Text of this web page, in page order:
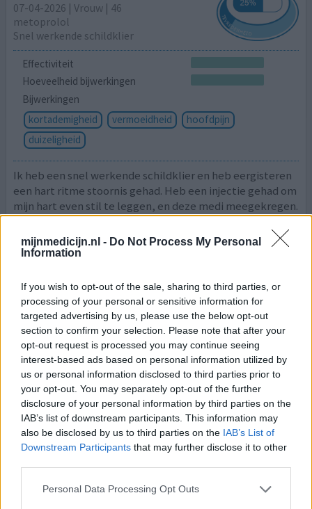
mijnmedicijn.nl - Do Not Process My Personal
Information
If you wish to opt-out of the sale, sharing to third parties, or
processing of your personal or sensitive information for
targeted advertising by us, please use the below opt-out
section to confirm your selection. Please note that after your
opt-out request is processed you may continue seeing
interest-based ads based on personal information utilized by
us or personal information disclosed to third parties prior to
your opt-out. You may separately opt-out of the further
disclosure of your personal information by third parties on the
IAB’s list of downstream participants. This information may
also be disclosed by us to third parties on the IAB’s List of
Downstream Participants that may further disclose it to other
Personal Data Processing Opt Outs
07-04-2026 | Vrouw | 46
metoprolol
Snel werkende schildklier
Effectiviteit
Hoeveelheid bijwerkingen
Bijwerkingen
kortademigheid
vermoeidheid
hoofdpijn
duizeligheid
Ik heb een snel werkende schildklier en heb eergisteren
een hart ritme stoornis gehad. Heb een injectie gehad om
mijn hart even stil te leggen, en deze medi meegekregen.
geef mening
Bisoprolol
02-04-2026 | Vrouw | 74
bisoprolol
Hartritmestoornissen
Effectiviteit
Hoeveelheid bijwerkingen
Bijwerkingen
algemene malaise
Ik slik ze nu 3 weken,en heb een heel eng raar
hoofd!Opgeblazen buik,angstig,en last van mijn
geheugen! Voel me niet lekker! Maar ik heb de laagste